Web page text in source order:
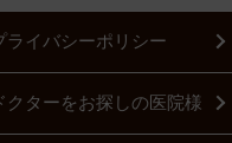
ライバシーポリシー
クターをお探しの医院様